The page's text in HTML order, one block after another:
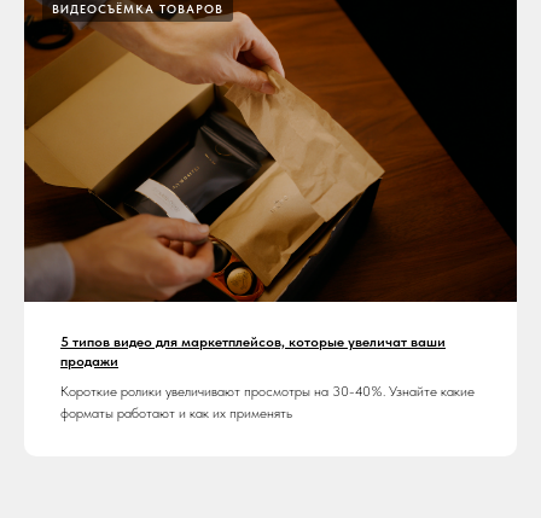
ВИДЕОСЪЁМКА ТОВАРОВ
5 типов видео для маркетплейсов, которые увеличат ваши
продажи
Короткие ролики увеличивают просмотры на 30-40%. Узнайте какие
форматы работают и как их применять